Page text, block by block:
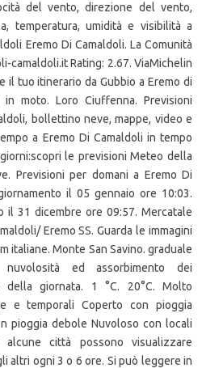
del vento, direzione del vento,
temperatura, umidità e visibilità a
Eremo Di Camaldoli. La Comunità
camaldoli.it Rating: 2.67. ViaMichelin
il tuo itinerario da Gubbio a Eremo di
moto. Loro Ciuffenna. Previsioni
bollettino neve, mappe, video e
a Eremo Di Camaldoli in tempo
le previsioni Meteo della
Previsioni per domani a Eremo Di
il 05 gennaio ore 10:03.
il 31 dicembre ore 09:57. Mercatale
Eremo SS. Guarda le immagini
italiane. Monte San Savino. graduale
nuvolosità ed assorbimento dei
giornata. 1 °C. 20°C. Molto
e temporali Coperto con pioggia
pioggia debole Nuvoloso con locali
città possono visualizzare
altri ogni 3 o 6 ore. Si può leggere in